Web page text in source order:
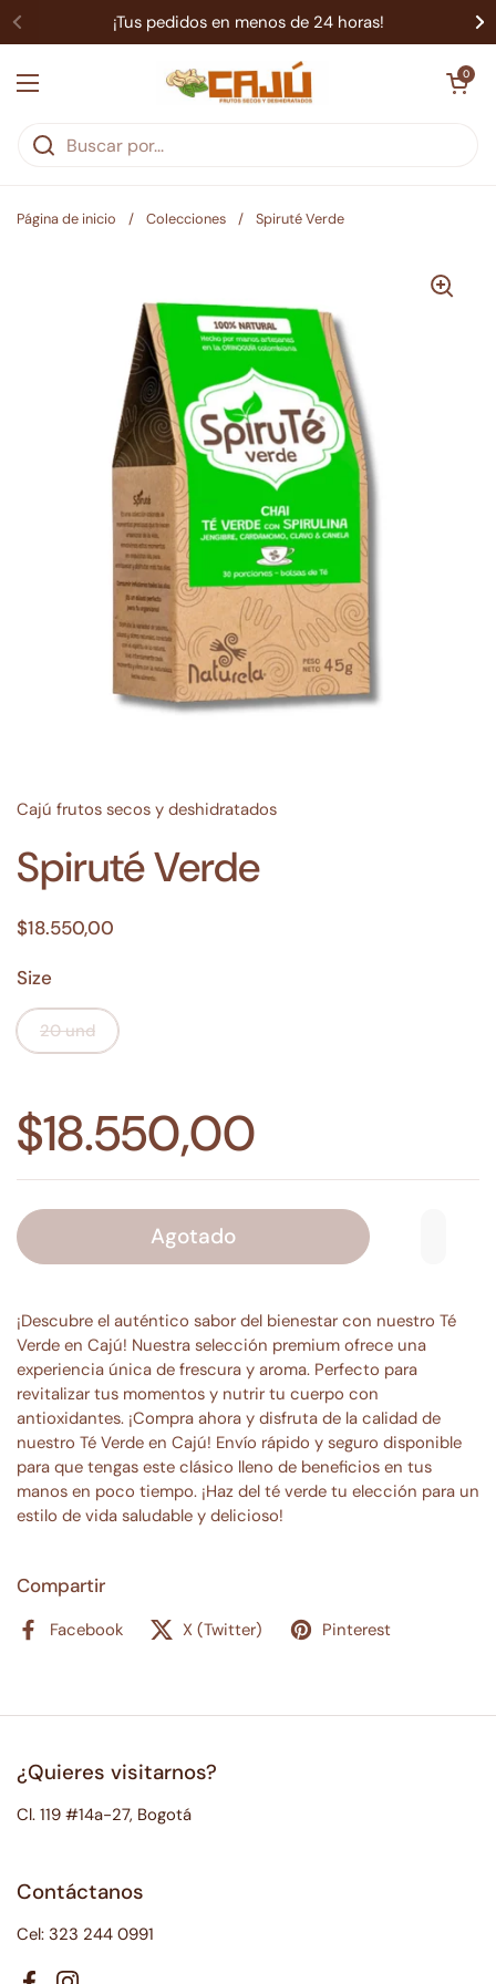
Ir al contenido ¡Tus pedidos en menos de 24 horas!
Abrir menú
Abrir carrito
0
Página de inicio / Colecciones / Spiruté Verde
Cajú frutos secos y deshidratados
Spiruté Verde
$18.550,00
Size
20 und
$18.550,00
Agotado
¡Descubre el auténtico sabor del bienestar con nuestro Té
Verde en Cajú! Nuestra selección premium ofrece una
experiencia única de frescura y aroma. Perfecto para
revitalizar tus momentos y nutrir tu cuerpo con
antioxidantes. ¡Compra ahora y disfruta de la calidad de
nuestro Té Verde en Cajú! Envío rápido y seguro disponible
para que tengas este clásico lleno de beneficios en tus
manos en poco tiempo. ¡Haz del té verde tu elección para un
estilo de vida saludable y delicioso!
Compartir
Facebook X (Twitter) Pinterest
¿Quieres visitarnos?
Cl. 119 #14a-27, Bogotá
Contáctanos
Cel: 323 244 0991